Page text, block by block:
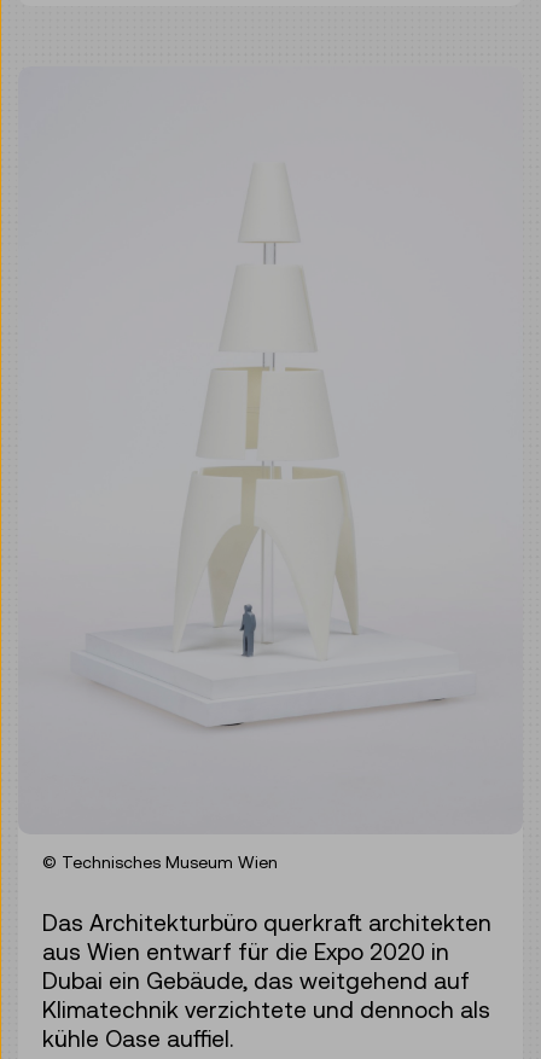
© Technisches Museum Wien
Das Architekturbüro querkraft architekten
aus Wien entwarf für die Expo 2020 in
Dubai ein Gebäude, das weitgehend auf
Klimatechnik verzichtete und dennoch als
kühle Oase auffiel.